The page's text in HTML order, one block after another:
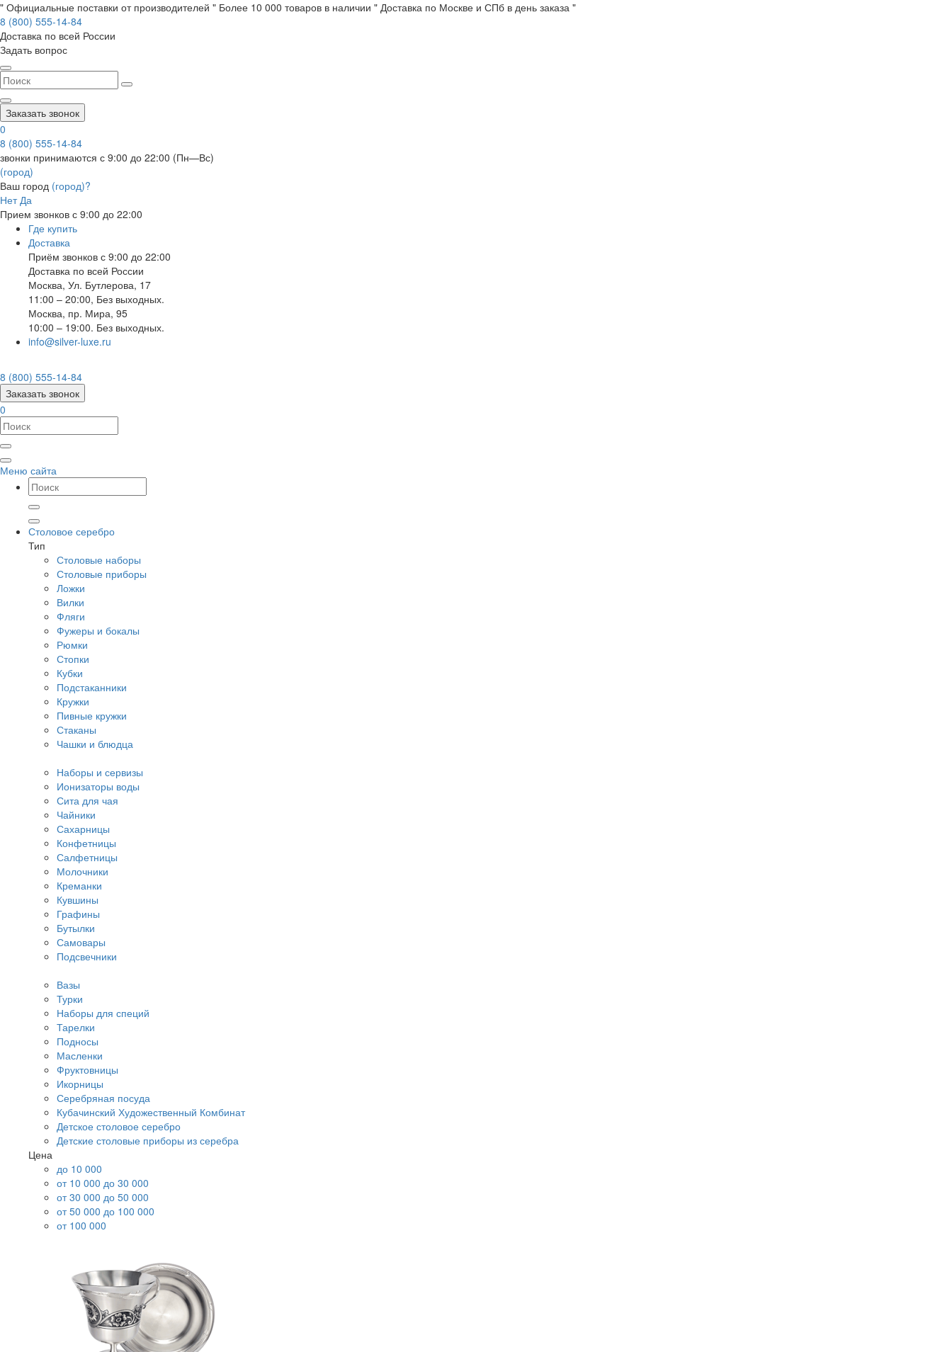
" Официальные поставки от производителей " Более 10 000 товаров в наличии " Доставка по Москве и СПб в день заказа "
8 (800) 555-14-84
Доставка по всей России
Задать вопрос
Заказать звонок
0
8 (800) 555-14-84
звонки принимаются с 9:00 до 22:00 (Пн—Вс)
(город)
Ваш город (город)?
Нет Да
Прием звонков с 9:00 до 22:00
Где купить
Доставка
Приём звонков с 9:00 до 22:00
Доставка по всей России
Москва, Ул. Бутлерова, 17
11:00 – 20:00, Без выходных.
Москва, пр. Мира, 95
10:00 – 19:00. Без выходных.
info@silver-luxe.ru
8 (800) 555-14-84
Заказать звонок
0
Меню сайта
Столовое серебро
Тип
Столовые наборы
Столовые приборы
Ложки
Вилки
Фляги
Фужеры и бокалы
Рюмки
Стопки
Кубки
Подстаканники
Кружки
Пивные кружки
Стаканы
Чашки и блюдца
Наборы и сервизы
Ионизаторы воды
Сита для чая
Чайники
Сахарницы
Конфетницы
Салфетницы
Молочники
Креманки
Кувшины
Графины
Бутылки
Самовары
Подсвечники
Вазы
Турки
Наборы для специй
Тарелки
Подносы
Масленки
Фруктовницы
Икорницы
Серебряная посуда
Кубачинский Художественный Комбинат
Детское столовое серебро
Детские столовые приборы из серебра
Цена
до 10 000
от 10 000 до 30 000
от 30 000 до 50 000
от 50 000 до 100 000
от 100 000